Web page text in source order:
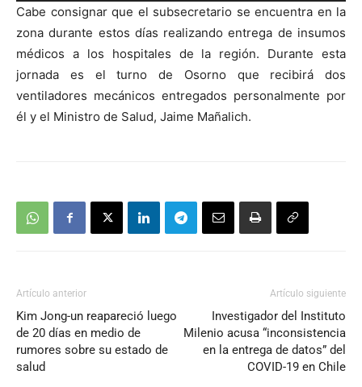
audio
Cabe consignar que el subsecretario se encuentra en la
zona durante estos días realizando entrega de insumos
médicos a los hospitales de la región. Durante esta
jornada es el turno de Osorno que recibirá dos
ventiladores mecánicos entregados personalmente por
él y el Ministro de Salud, Jaime Mañalich.
Artículo anterior
Kim Jong-un reapareció luego
de 20 días en medio de
rumores sobre su estado de
salud
Artículo siguiente
Investigador del Instituto
Milenio acusa “inconsistencia
en la entrega de datos” del
COVID-19 en Chile